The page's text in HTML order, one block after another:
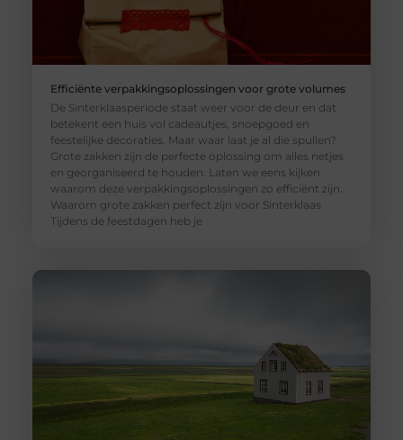
Efficiënte verpakkingsoplossingen voor grote volumes
De Sinterklaasperiode staat weer voor de deur en dat
betekent een huis vol cadeautjes, snoepgoed en
feestelijke decoraties. Maar waar laat je al die spullen?
Grote zakken zijn de perfecte oplossing om alles netjes
en georganiseerd te houden. Laten we eens kijken
waarom deze verpakkingsoplossingen zo efficiënt zijn.
Waarom grote zakken perfect zijn voor Sinterklaas
Tijdens de feestdagen heb je